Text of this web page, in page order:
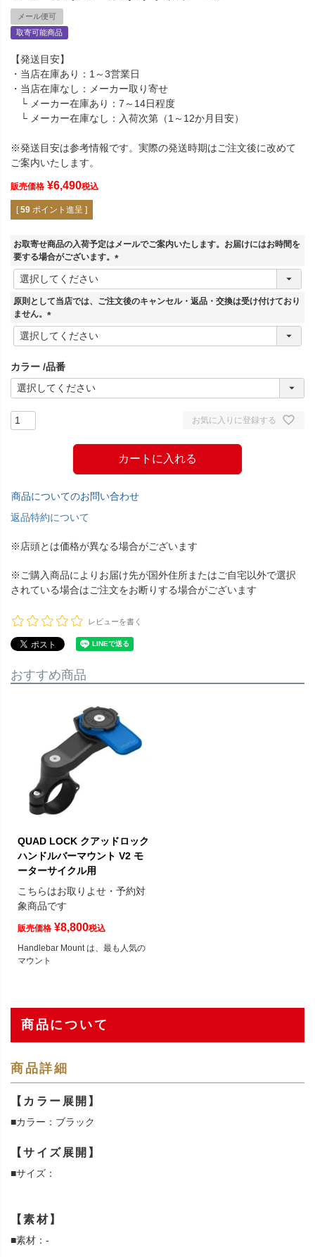
メール便可
取寄可能商品
【発送目安】
・当店在庫あり：1～3営業日
・当店在庫なし：メーカー取り寄せ
└ メーカー在庫あり：7～14日程度
└ メーカー在庫なし：入荷次第（1～12か月目安）
※発送目安は参考情報です。実際の発送時期はご注文後に改めて
ご案内いたします。
販売価格 ¥6,490税込
[ 59 ポイント進呈 ]
お取寄せ商品の入荷予定はメールでご案内いたします。お届けにはお時間を
要する場合がございます。
(
須
原則として当店では、ご注文後のキャンセル・返品・交換は受け付けており
ません。
(
必
)
カラー 品番
お気に入りに登録する
カートに入れる
商品についてのお問い合わせ
返品特約について
※店頭とは価格が異なる場合がございます
※ご購入商品によりお届け先が国外住所またはご自宅以外で選択
されている場合はご注文をお断りする場合がございます
レビューを書く
おすすめ商品
QUAD LOCK クアッドロック
ハンドルバーマウント V2 モ
ーターサイクル用
こちらはお取りよせ・予約対
象商品です
販売価格 ¥8,800税込
Handlebar Mount は、最も人気の
マウント
商品について
商品詳細
【カラー展開】
■カラー：ブラック
【サイズ展開】
■サイズ：
【素材】
■素材：-